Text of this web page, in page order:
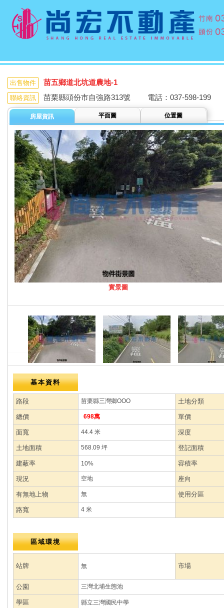
出售物件 苗五鄉道北坑道農地-1
聯絡資訊 苗栗縣頭份市自強路313號 電話：037-598-199
房屋資訊 平面圖 位置圖
實景圖
基本資料
路段 苗栗縣三灣鄉OOO 土地分類
總價 698萬 單價
面寬 44.4 米 深度
土地面積 568.09 坪 登記面積
建蔽率 10% 容積率
現況 空地 座向
有無地上物 無 使用分區
路寬 4 米
區域環境
站牌 無 市場
公園 三灣北埔生態池
學區 縣立三灣國民中學